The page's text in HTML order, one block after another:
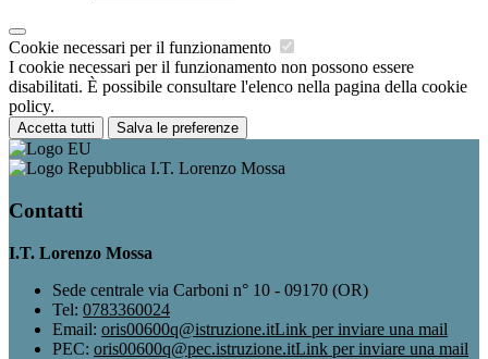
Cookie necessari per il funzionamento
I cookie necessari per il funzionamento non possono essere
disabilitati. È possibile consultare l'elenco nella pagina della cookie
policy.
Accetta tutti Salva le preferenze
I.T. Lorenzo Mossa
Contatti
I.T. Lorenzo Mossa
Sede centrale via Carboni n° 10 - 09170 (OR)
Tel: 0783360024
Email: oris00600q@istruzione.itLink per inviare una mail
PEC: oris00600q@pec.istruzione.itLink per inviare una mail